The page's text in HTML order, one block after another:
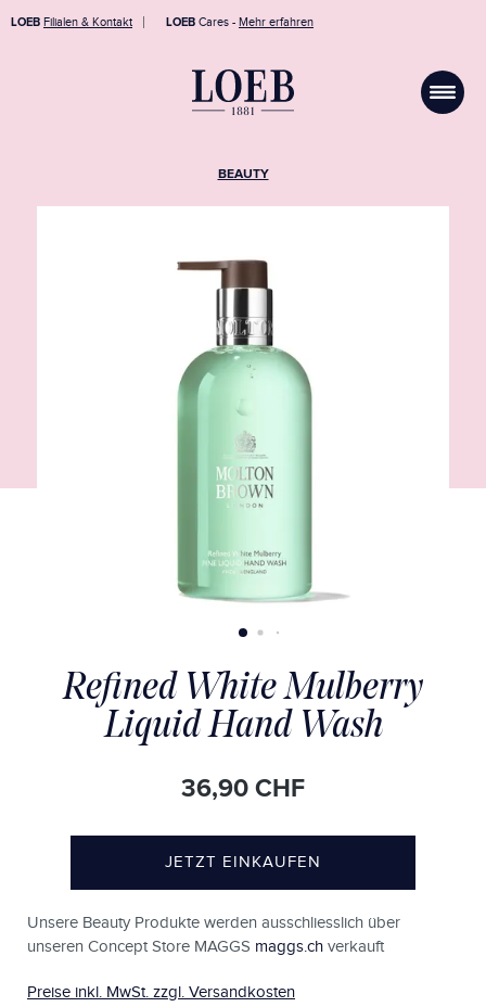
LOEB Filialen & Kontakt LOEB Cares - Mehr erfahren
BEAUTY
Refined White Mulberry
Liquid Hand Wash
36,90 CHF
JETZT EINKAUFEN
Unsere Beauty Produkte werden ausschliesslich über
unseren Concept Store MAGGS maggs.ch verkauft
Preise inkl. MwSt. zzgl. Versandkosten